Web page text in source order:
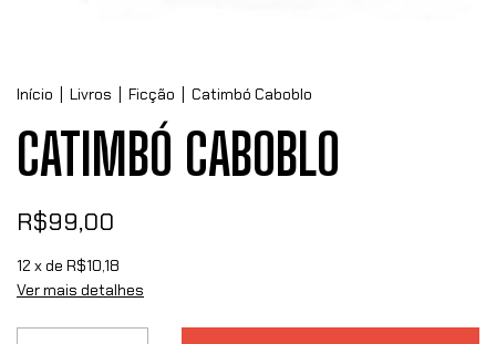
Início Livros Ficção Catimbó Caboblo
CATIMBÓ CABOBLO
R$99,00
12 x de R$10,18
Ver mais detalhes